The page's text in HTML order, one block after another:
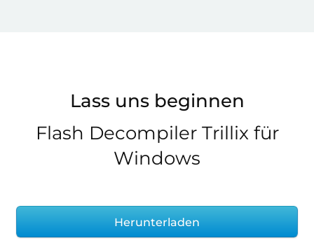
Lass uns beginnen
Flash Decompiler Trillix für
Windows
Herunterladen